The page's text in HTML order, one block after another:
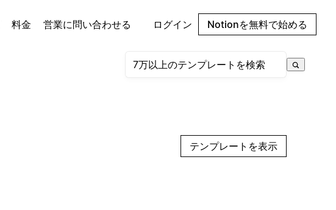
料金 営業に問い合わせる ログイン Notionを無料で始める
テンプレートを表示